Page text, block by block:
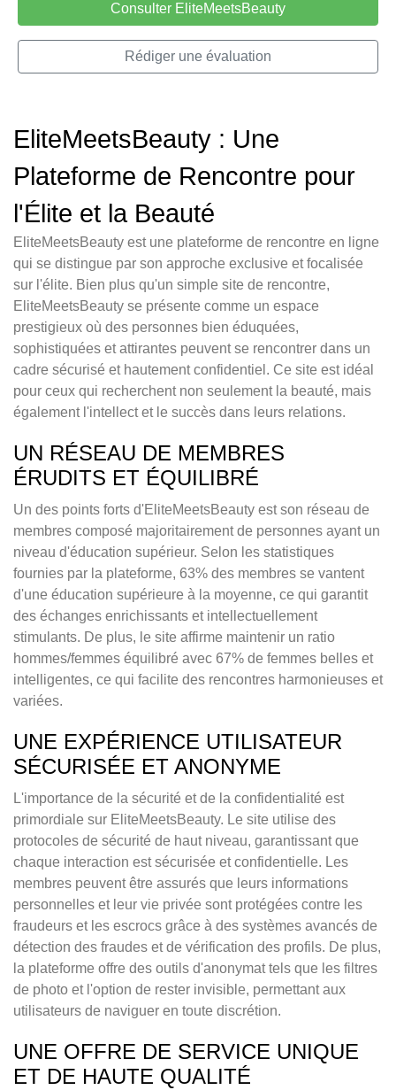
Consulter EliteMeetsBeauty
Rédiger une évaluation
EliteMeetsBeauty : Une
Plateforme de Rencontre pour
l'Élite et la Beauté
EliteMeetsBeauty est une plateforme de rencontre en ligne
qui se distingue par son approche exclusive et focalisée
sur l'élite. Bien plus qu'un simple site de rencontre,
EliteMeetsBeauty se présente comme un espace
prestigieux où des personnes bien éduquées,
sophistiquées et attirantes peuvent se rencontrer dans un
cadre sécurisé et hautement confidentiel. Ce site est idéal
pour ceux qui recherchent non seulement la beauté, mais
également l'intellect et le succès dans leurs relations.
UN RÉSEAU DE MEMBRES
ÉRUDITS ET ÉQUILIBRÉ
Un des points forts d'EliteMeetsBeauty est son réseau de
membres composé majoritairement de personnes ayant un
niveau d'éducation supérieur. Selon les statistiques
fournies par la plateforme, 63% des membres se vantent
d'une éducation supérieure à la moyenne, ce qui garantit
des échanges enrichissants et intellectuellement
stimulants. De plus, le site affirme maintenir un ratio
hommes/femmes équilibré avec 67% de femmes belles et
intelligentes, ce qui facilite des rencontres harmonieuses et
variées.
UNE EXPÉRIENCE UTILISATEUR
SÉCURISÉE ET ANONYME
L'importance de la sécurité et de la confidentialité est
primordiale sur EliteMeetsBeauty. Le site utilise des
protocoles de sécurité de haut niveau, garantissant que
chaque interaction est sécurisée et confidentielle. Les
membres peuvent être assurés que leurs informations
personnelles et leur vie privée sont protégées contre les
fraudeurs et les escrocs grâce à des systèmes avancés de
détection des fraudes et de vérification des profils. De plus,
la plateforme offre des outils d'anonymat tels que les filtres
de photo et l'option de rester invisible, permettant aux
utilisateurs de naviguer en toute discrétion.
UNE OFFRE DE SERVICE UNIQUE
ET DE HAUTE QUALITÉ